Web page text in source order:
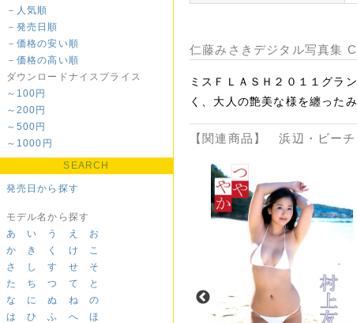
－人気順
－発売日順
－価格の安い順
－価格の高い順
ダウンロードナイスプライス
～100円
～200円
～500円
～1000円
SEARCH
発売日から探す
モデル名から探す
あ
い う え
お
か
き く け
こ
さ
し す せ
そ
た
ち つ て
と
な
に ぬ ね
の
は
ひ ふ へ
ほ
仁藤みさきデジタル写真集
ミスＦＬＡＳＨ２０１１グラ
く、大人の艶美な様を纏った
【関連商品】 浜辺・ビー